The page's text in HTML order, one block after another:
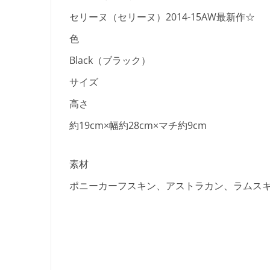
セリーヌ（セリーヌ）2014-15AW最新作☆
色
Black（ブラック）
サイズ
高さ
約19cm×幅約28cm×マチ約9cm
素材
ポニーカーフスキン、アストラカン、ラムス